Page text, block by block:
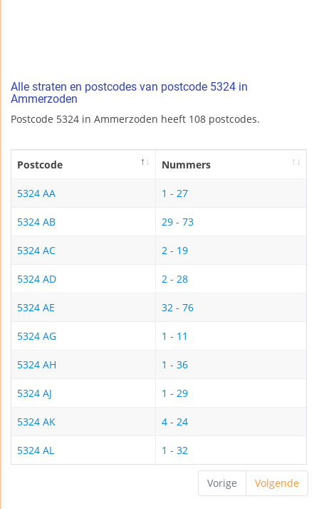
Alle straten en postcodes van postcode 5324 in
Ammerzoden
Postcode 5324 in Ammerzoden heeft 108 postcodes.
Postcode Nummers
5324 AA 1 - 27
5324 AB 29 - 73
5324 AC 2 - 19
5324 AD 2 - 28
5324 AE 32 - 76
5324 AG 1 - 11
5324 AH 1 - 36
5324 AJ 1 - 29
5324 AK 4 - 24
5324 AL 1 - 32
Vorige Volgende